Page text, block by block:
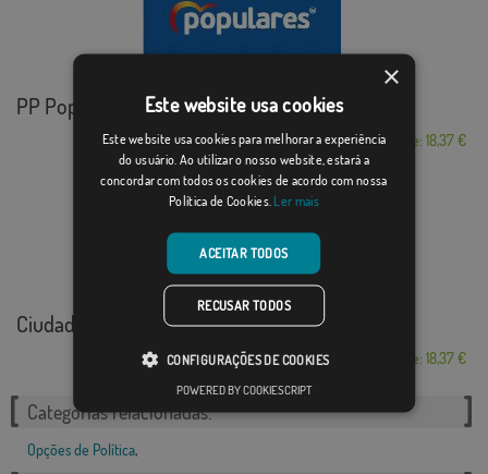
PP Populares
Desde: 18,37 €
Ciudadanos
Desde: 18,37 €
Categorias relacionadas:
Opções de Política,
×
Este website usa cookies
Este website usa cookies para melhorar a experiência
do usuário. Ao utilizar o nosso website, estará a
concordar com todos os cookies de acordo com nossa
Política de Cookies. Ler mais
ACEITAR TODOS
RECUSAR TODOS
CONFIGURAÇÕES DE COOKIES
POWERED BY COOKIESCRIPT